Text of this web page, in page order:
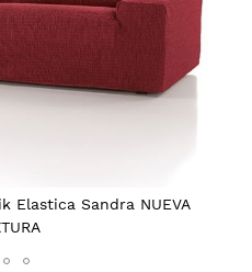
Elastica Sandra NUEVA